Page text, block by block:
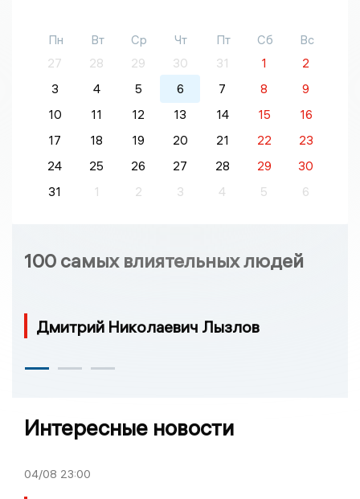
Пн Вт Ср Чт Пт Сб
Вс
27
28 29 30 31 1
2
3
4 5 6 7 8
9
10
11 12 13 14 15
16
17
18 19 20 21 22
23
24
25 26 27 28 29
30
31
1 2 3 4 5 6
100 самых влиятельных людей
Дмитрий Николаевич Лызлов
Интересные новости
04/08 23:00